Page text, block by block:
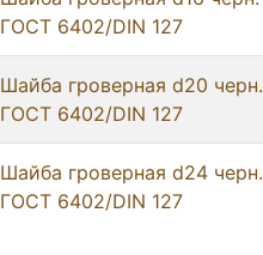
ГОСТ 6402/DIN 127
Шайба гроверная d20 черн.
ГОСТ 6402/DIN 127
Шайба гроверная d24 черн.
ГОСТ 6402/DIN 127